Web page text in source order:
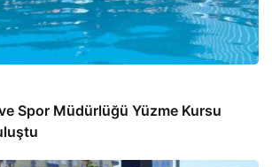
Spor Müdürlüğü Yüzme Kursu